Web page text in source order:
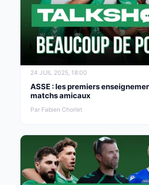
24 JUIL 2025, 18:00
ASSE : les premiers
matchs amicaux
Par Fabien Chorlet